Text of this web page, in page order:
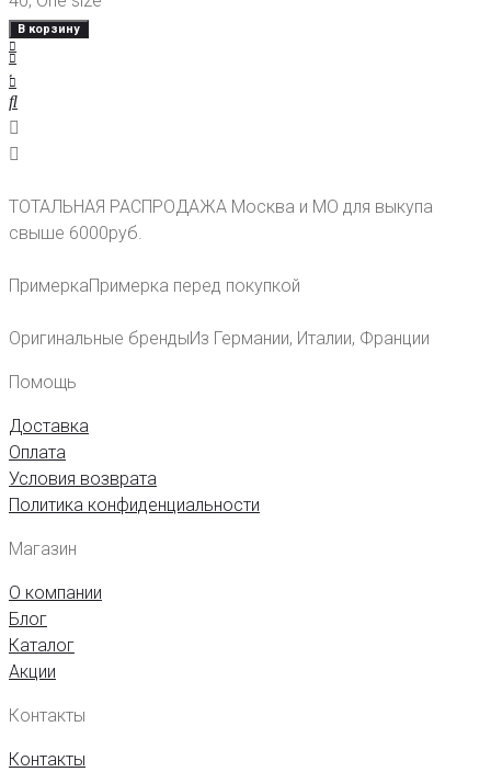
В корзину
ТОТАЛЬНАЯ РАСПРОДАЖА Москва и МО для выкупа
свыше 6000руб.
ПримеркаПримерка перед покупкой
Оригинальные брендыИз Германии, Италии, Франции
Помощь
Доставка
Оплата
Условия возврата
Политика конфиденциальности
Магазин
О компании
Блог
Каталог
Акции
Контакты
Контакты